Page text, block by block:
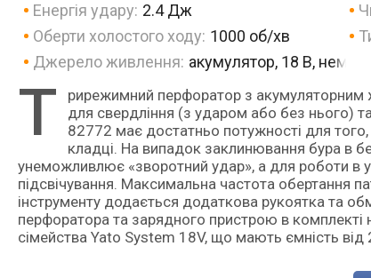
Енергія удару: 2.4 Дж
Оберти холостого ходу: 1000 об/хв
Джерело живлення: акумулятор, 18 В, немає
Т
рирежимний перфоратор з акумуляторним живленням та патроном SDS+. Інструмент можна використовувати
для свердління (з ударом або без нього)
82772 має достатньо потужності для
кладці. На випадок заклинювання бура в
унеможливлює «зворотний удар», а для роботи в
підсвічування. Максимальна частота
інструменту додається додаткова рукоятка та
перфоратора та зарядного пристрою в комплекті
сімейства Yato System 18V, що мають ємність від